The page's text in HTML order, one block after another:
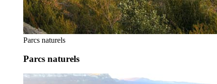
Parcs naturels
Parcs naturels